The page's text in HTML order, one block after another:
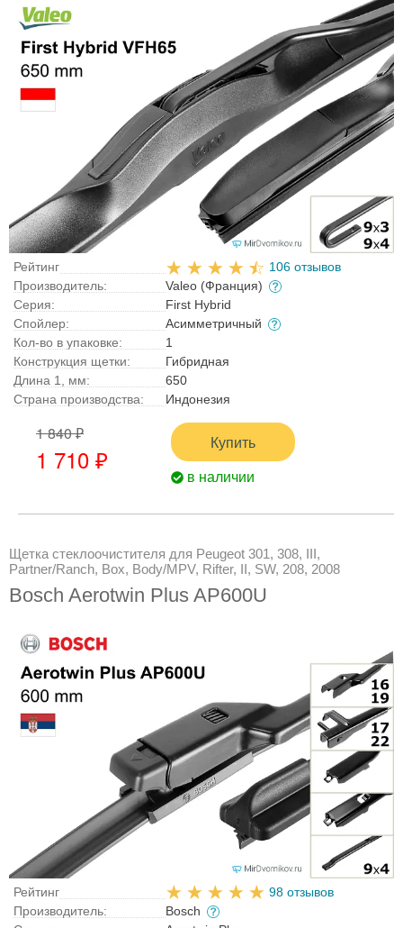
Рейтинг
106 отзывов
Производитель:
Valeo (Франция)
Серия:
First Hybrid
Спойлер:
Асимметричный
Кол-во в упаковке:
1
Конструкция щетки:
Гибридная
Длина 1, мм:
650
Страна производства:
Индонезия
1 840 ₽
1 710 ₽
Купить
в наличии
Щетка стеклоочистителя для Peugeot 301, 308, III,
Partner/Ranch, Box, Body/MPV, Rifter, II, SW, 208, 2008
Bosch Aerotwin Plus AP600U
Рейтинг
98 отзывов
Производитель:
Bosch